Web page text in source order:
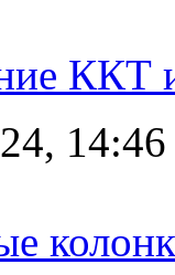
ККТ
14:46